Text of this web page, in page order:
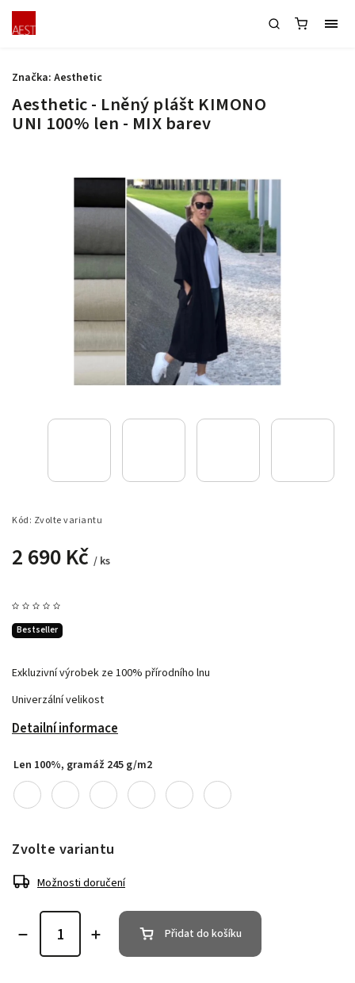
Aesthetic - Lněný plášt KIMONO
UNI 100% len - MIX barev
Kód: Zvolte variantu
2 690 Kč / ks
Bestseller
Exkluzivní výrobek ze 100% přírodního lnu
Univerzální velikost
Detailní informace
Značka: Aesthetic
Len 100%, gramáž 245 g/m2
Zvolte variantu
Možnosti doručení
Přidat do košíku